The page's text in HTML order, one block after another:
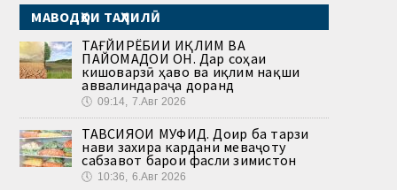
МАВОДҲОИ ТАҲЛИЛӢ
ТАҒЙИРЁБИИ ИҚЛИМ ВА
ПАЙОМАДҲОИ ОН. Дар соҳаи
кишоварзӣ ҳаво ва иқлим нақши
аввалиндараҷа доранд
🕔 09:14, 7.Авг 2026
ТАВСИЯҲОИ МУФИД. Доир ба тарзи
нави захира кардани меваҷоту
сабзавот барои фасли зимистон
🕔 10:36, 6.Авг 2026